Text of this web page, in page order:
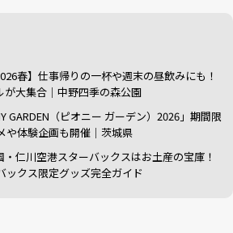
春】仕事帰りの一杯や週末の昼飲みにも！
大集合｜中野四季の森公園
GARDEN（ピオニー ガーデン）2026」期間限
や体験企画も開催｜茨城県
・仁川空港スターバックスはお土産の宝庫！
ックス限定グッズ完全ガイド